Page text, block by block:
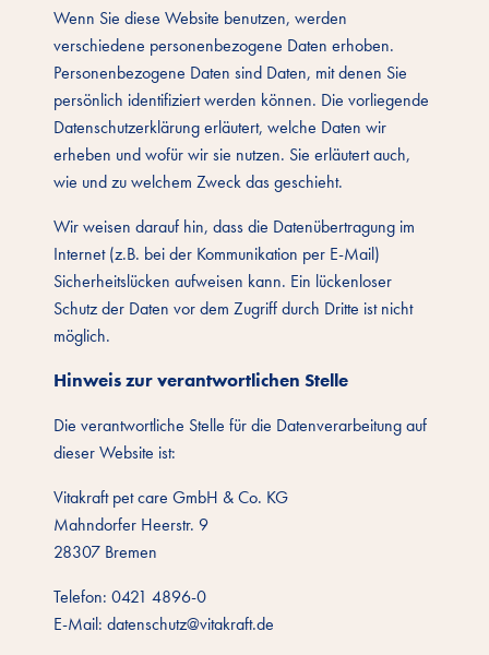
Wenn Sie diese Website benutzen, werden
verschiedene personenbezogene Daten erhoben.
Personenbezogene Daten sind Daten, mit denen Sie
persönlich identifiziert werden können. Die vorliegende
Datenschutzerklärung erläutert, welche Daten wir
erheben und wofür wir sie nutzen. Sie erläutert auch,
wie und zu welchem Zweck das geschieht.
Wir weisen darauf hin, dass die Datenübertragung im
Internet (z.B. bei der Kommunikation per E-Mail)
Sicherheitslücken aufweisen kann. Ein lückenloser
Schutz der Daten vor dem Zugriff durch Dritte ist nicht
möglich.
Hinweis zur verantwortlichen Stelle
Die verantwortliche Stelle für die Datenverarbeitung auf
dieser Website ist:
Vitakraft pet care GmbH & Co. KG
Mahndorfer Heerstr. 9
28307 Bremen
Telefon: 0421 4896-0
E-Mail: datenschutz@vitakraft.de